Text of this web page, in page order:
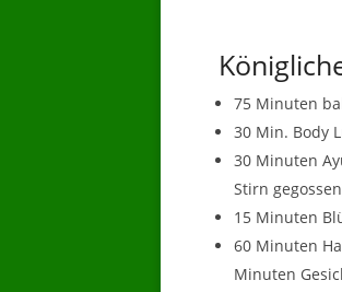
75 Minuten
30 Min. Body
30 Minuten
Stirn
15 Minuten
60 Minuten
Minuten